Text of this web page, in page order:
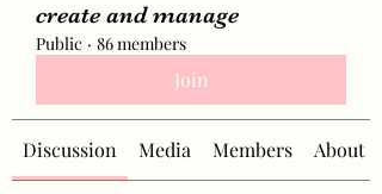
create and manage
Public · 86 members
Join
Discussion Media Members About